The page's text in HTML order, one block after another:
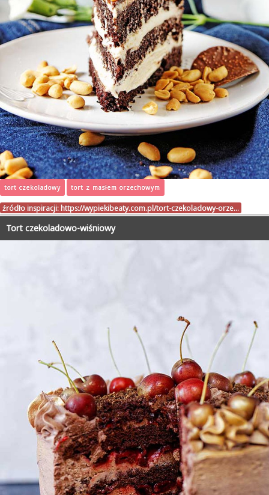
tort czekoladowy tort z masłem orzechowym
źródło inspiracji: https://wypiekibeaty.com.pl/tort-czekoladowy-orze…
Tort czekoladowo-wiśniowy